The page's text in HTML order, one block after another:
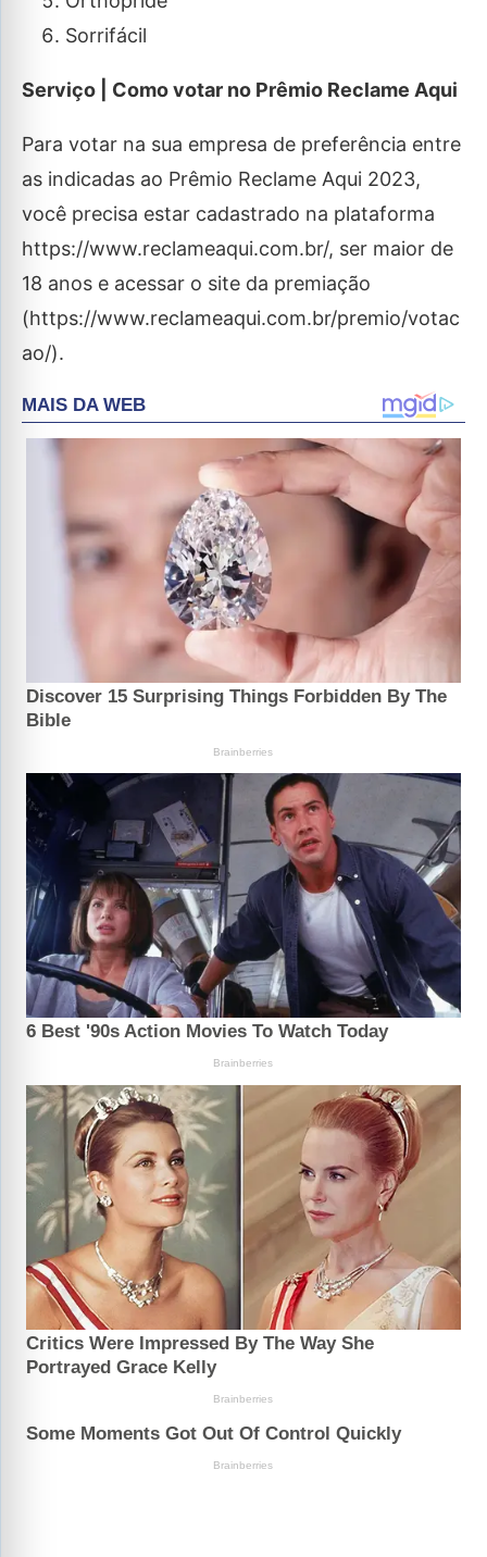
Sorrifácil
Serviço | Como votar no Prêmio Reclame Aqui
Para votar na sua empresa de preferência entre
as indicadas ao Prêmio Reclame Aqui 2023,
você precisa estar cadastrado na plataforma
https://www.reclameaqui.com.br/, ser maior de
18 anos e acessar o site da premiação
(https://www.reclameaqui.com.br/premio/votac
ao/).